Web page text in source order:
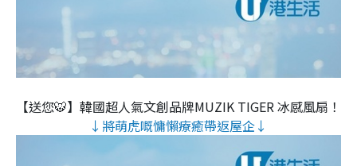
【送您🐯】韓國超人氣文創品牌MUZIK TIGER 冰感風扇！
↓將萌虎嘅慵懶療癒帶返屋企↓